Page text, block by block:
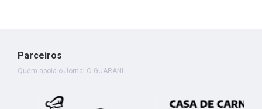
Parceiros
Quem apoia o Jornal O GUARANI